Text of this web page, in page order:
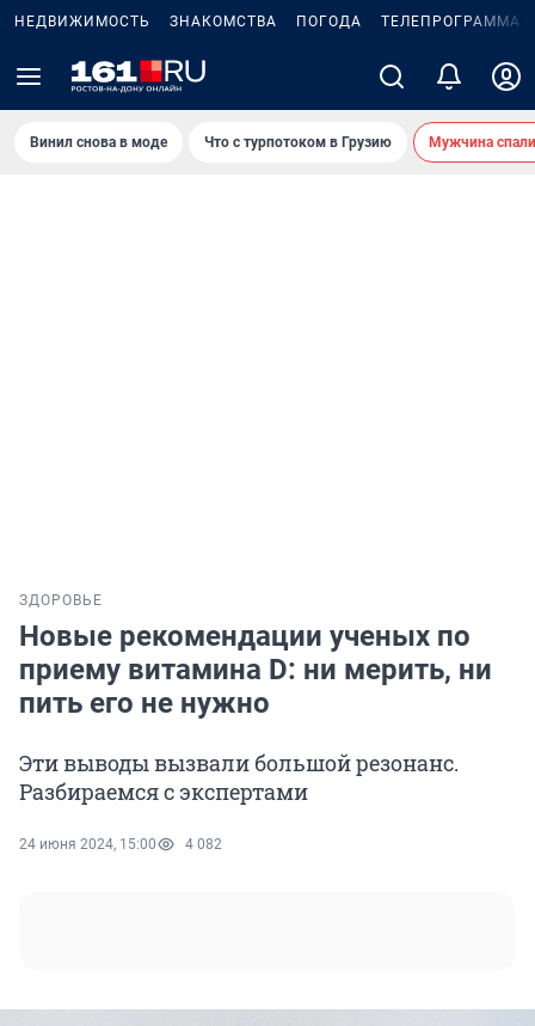
НЕДВИЖИМОСТЬ ЗНАКОМСТВА ПОГОДА ТЕЛЕПРОГРАММА
Винил снова в моде Что с турпотоком в Грузию Мужчина
ЗДОРОВЬЕ
Новые рекомендации ученых по
приему витамина D: ни мерить, ни
пить его не нужно
Эти выводы вызвали большой резонанс.
Разбираемся с экспертами
24 июня 2024, 15:00 4 082